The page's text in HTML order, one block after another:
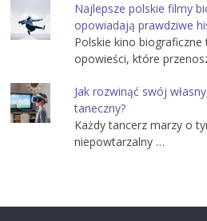
Najlepsze polskie filmy
opowiadają prawdziwe
Polskie kino
opowieści, które
Jak rozwinąć swój
taneczny?
Każdy tancerz marzy o
niepowtarzalny …